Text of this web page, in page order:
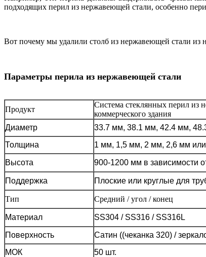
подходящих перил из нержавеющей стали, особенно
Вот почему мы удалили столб из нержавеющей стали из
Параметры перила из нержавеющей стали
Продукт
Система стеклянных перил из
коммерческого здания
Диаметр
33.7 мм, 38.1 мм, 42.4 мм,
Толщина
1 мм, 1,5 мм, 2 мм, 2,6 мм или
Высота 900-1200 мм в зависимости
Поддержка Плоские или круглые для
Тип Средний / угол / конец
Материал SS304 / SS316 / SS316L
Поверхность
Сатин ((чеканка 320) /
МОК
50 шт.